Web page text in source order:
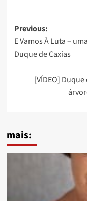
Post
navigation
Previous:
E Vamos À Luta –
Duque de Caxias
[VÍDEO]
mais: